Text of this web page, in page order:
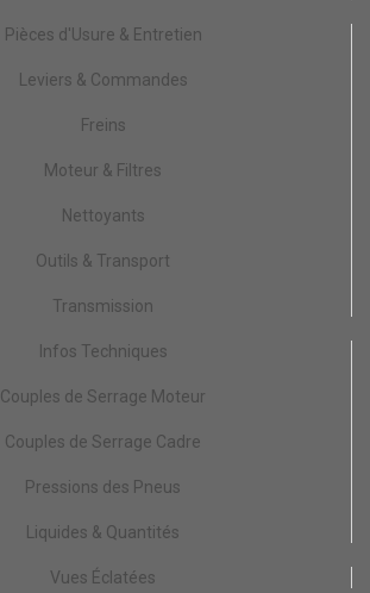
Pièces d'Usure & Entretien
Leviers & Commandes
Freins
Moteur & Filtres
Nettoyants
Outils & Transport
Transmission
Infos Techniques
Couples de Serrage Moteur
Couples de Serrage Cadre
Pressions des Pneus
Liquides & Quantités
Vues Éclatées